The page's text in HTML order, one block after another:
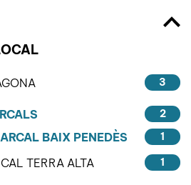
3
2
BAIX PENEDÈS 1
TERRA ALTA 1